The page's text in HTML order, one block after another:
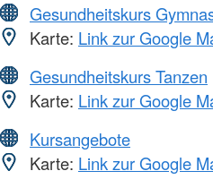
Gesundheitskurs
Karte: Link zur Google
Gesundheitskurs Tanzen
Karte: Link zur Google
Kursangebote
Karte: Link zur Google